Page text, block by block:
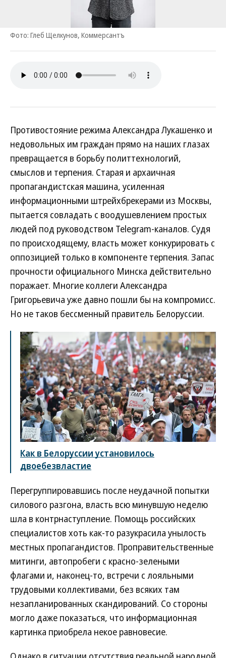
Фото: Глеб Щелкунов, Коммерсантъ
Противостояние режима Александра Лукашенко и
недовольных им граждан прямо на наших глазах
превращается в борьбу политтехнологий,
смыслов и терпения. Старая и архаичная
пропагандистская машина, усиленная
информационными штрейхбрекерами из Москвы,
пытается совладать с воодушевлением простых
людей под руководством Telegram-каналов. Судя
по происходящему, власть может конкурировать с
оппозицией только в компоненте терпения. Запас
прочности официального Минска действительно
поражает. Многие коллеги Александра
Григорьевича уже давно пошли бы на компромисс.
Но не таков бессменный правитель Белоруссии.
Как в Белоруссии установилось
двоебезвластие
Перегруппировавшись после неудачной попытки
силового разгона, власть всю минувшую неделю
шла в контрнаступление. Помощь российских
специалистов хоть как-то разукрасила унылость
местных пропагандистов. Проправительственные
митинги, автопробеги с красно-зелеными
флагами и, наконец-то, встречи с лояльными
трудовыми коллективами, без всяких там
незапланированных скандирований. Со стороны
могло даже показаться, что информационная
картинка приобрела некое равновесие.